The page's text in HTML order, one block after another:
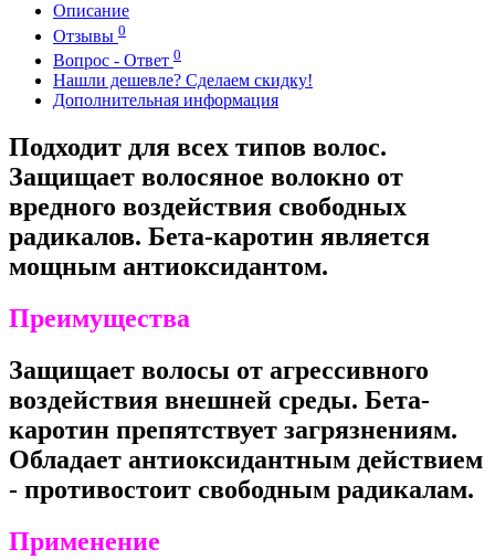
Описание
Отзывы 0
Вопрос - Ответ 0
Нашли дешевле? Сделаем скидку!
Дополнительная информация
Подходит для всех типов волос.
Защищает волосяное волокно от
вредного воздействия свободных
радикалов. Бета-каротин является
мощным антиоксидантом.
Преимущества
Защищает волосы от агрессивного
воздействия внешней среды. Бета-
каротин препятствует загрязнениям.
Обладает антиоксидантным действием
- противостоит свободным радикалам.
Применение